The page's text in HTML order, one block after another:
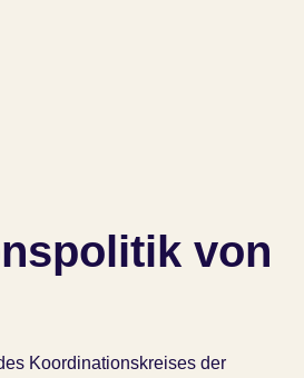
von
Koordinationskreises der